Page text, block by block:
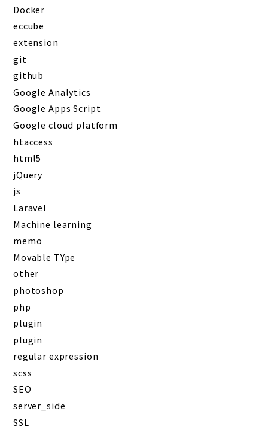
Docker
eccube
extension
git
github
Google Analytics
Google Apps Script
Google cloud platform
htaccess
html5
jQuery
js
Laravel
Machine learning
memo
Movable TYpe
other
photoshop
php
plugin
plugin
regular expression
scss
SEO
server_side
SSL